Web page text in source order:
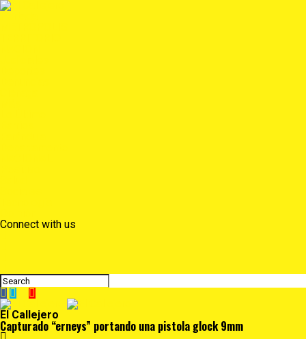
Connect with us
El Callejero
Capturado “erneys” portando una pistola glock 9mm